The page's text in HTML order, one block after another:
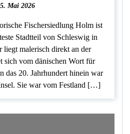
Mai 2026
Fischersiedlung Holm ist
Stadtteil von Schleswig in
liegt malerisch direkt an der
sich vom dänischen Wort für
das 20. Jahrhundert hinein war
Sie war vom Festland […]